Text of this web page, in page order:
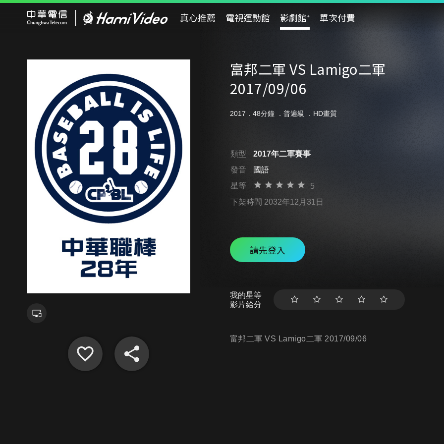
真心推薦 電視運動館 影劇館⁺ 單次付費
富邦二軍 VS Lamigo二軍
2017/09/06
2017．48分鐘 ． 普遍級 ．HD畫質
類型
2017年二軍賽事
發音
國語
星等
5
下架時間 2032年12月31日
請先登入
我的星等
影片給分
富邦二軍 VS Lamigo二軍 2017/09/06